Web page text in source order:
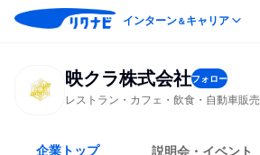
インターン＆キャリア
映クラ株式会社フォロー
レストラン・カフェ・飲食・自動車販売
企業トップ 説明会・イベント